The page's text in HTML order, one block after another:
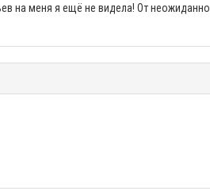
на меня я ещё не видела! От